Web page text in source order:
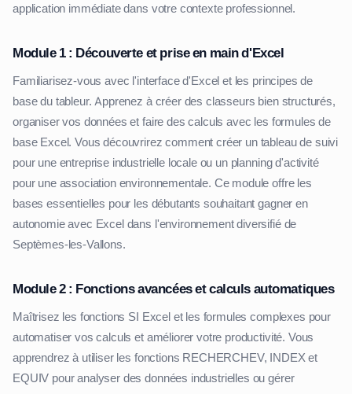
application immédiate dans votre contexte professionnel.
Module 1 : Découverte et prise en main d'Excel
Familiarisez-vous avec l'interface d'Excel et les principes de
base du tableur. Apprenez à créer des classeurs bien structurés,
organiser vos données et faire des calculs avec les formules de
base Excel. Vous découvrirez comment créer un tableau de suivi
pour une entreprise industrielle locale ou un planning d'activité
pour une association environnementale. Ce module offre les
bases essentielles pour les débutants souhaitant gagner en
autonomie avec Excel dans l'environnement diversifié de
Septèmes-les-Vallons.
Module 2 : Fonctions avancées et calculs automatiques
Maîtrisez les fonctions SI Excel et les formules complexes pour
automatiser vos calculs et améliorer votre productivité. Vous
apprendrez à utiliser les fonctions RECHERCHEV, INDEX et
EQUIV pour analyser des données industrielles ou gérer